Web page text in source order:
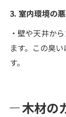
3. 室内環境の
・壁や天井か
ます。この臭
す。
木材の